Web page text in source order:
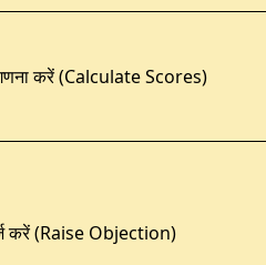
करें (Calculate Scores)
करें (Raise Objection)